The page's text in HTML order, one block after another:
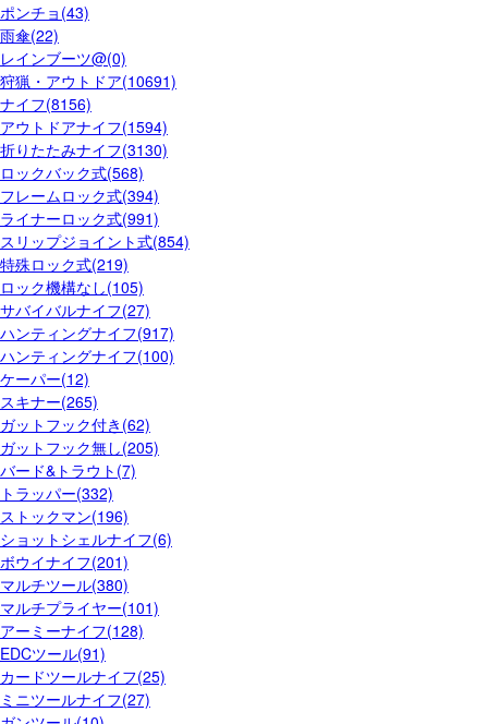
ポンチョ(43)
雨傘(22)
レインブーツ@(0)
狩猟・アウトドア(10691)
ナイフ(8156)
アウトドアナイフ(1594)
折りたたみナイフ(3130)
ロックバック式(568)
フレームロック式(394)
ライナーロック式(991)
スリップジョイント式(854)
特殊ロック式(219)
ロック機構なし(105)
サバイバルナイフ(27)
ハンティングナイフ(917)
ハンティングナイフ(100)
ケーパー(12)
スキナー(265)
ガットフック付き(62)
ガットフック無し(205)
バード&トラウト(7)
トラッパー(332)
ストックマン(196)
ショットシェルナイフ(6)
ボウイナイフ(201)
マルチツール(380)
マルチプライヤー(101)
アーミーナイフ(128)
EDCツール(91)
カードツールナイフ(25)
ミニツールナイフ(27)